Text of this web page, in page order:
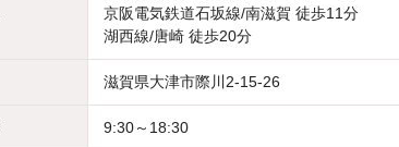
京阪電気鉄道石坂線/南滋賀 徒歩11分
湖西線/唐崎 徒歩20分
滋賀県大津市際川2-15-26
9:30～18:30